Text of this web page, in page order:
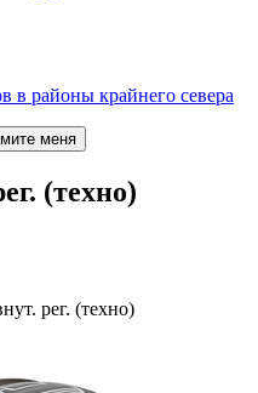
в районы крайнего севера
(техно)
рег. (техно)